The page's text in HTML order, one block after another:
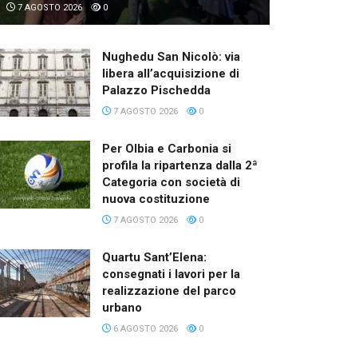
7 AGOSTO 2026 0
Nughedu San Nicolò: via
libera all’acquisizione di
Palazzo Pischedda
7 AGOSTO 2026 0
Per Olbia e Carbonia si
profila la ripartenza dalla 2ª
Categoria con società di
nuova costituzione
7 AGOSTO 2026 0
Quartu Sant’Elena:
consegnati i lavori per la
realizzazione del parco
urbano
6 AGOSTO 2026 0